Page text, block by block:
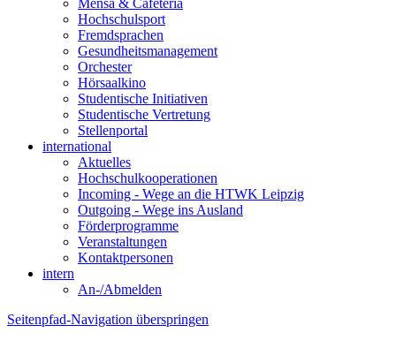
Mensa & Cafeteria
Hochschulsport
Fremdsprachen
Gesundheitsmanagement
Orchester
Hörsaalkino
Studentische Initiativen
Studentische Vertretung
Stellenportal
international
Aktuelles
Hochschulkooperationen
Incoming - Wege an die HTWK Leipzig
Outgoing - Wege ins Ausland
Förderprogramme
Veranstaltungen
Kontaktpersonen
intern
An-/Abmelden
Seitenpfad-Navigation überspringen